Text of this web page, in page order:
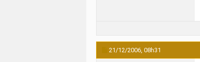
21/12/2006, 08h31